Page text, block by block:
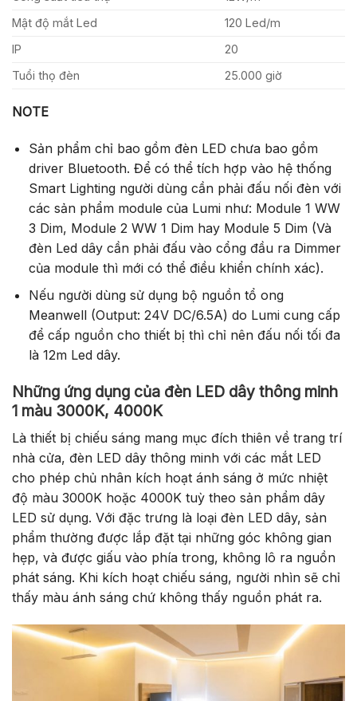
Mật độ mắt Led
120 Led/m
IP
20
Tuổi thọ đèn
25.000 giờ
NOTE
Sản phẩm chỉ bao gồm đèn LED chưa bao gồm
driver Bluetooth. Để có thể tích hợp vào hệ thống
Smart Lighting người dùng cần phải đấu nối đèn với
các sản phẩm module của Lumi như: Module 1 WW
3 Dim, Module 2 WW 1 Dimhay Module 5 Dim(Và
đèn Led dây cần phải đấu vào cổng đầu ra Dimmer
của module thì mới có thể điều khiển chính xác).
Nếu người dùng sử dụng bộ nguồn tổ ong
Meanwell (Output: 24V DC/6.5A) do Lumi cung cấp
để cấp nguồn cho thiết bị thì chỉ nên đấu nối tối đa
là 12m Led dây.
Những ứng dụng của đèn LED dây thông minh
1 màu 3000K, 4000K
Là thiết bị chiếu sáng mang mục đích thiên về trang trí
nhà cửa, đèn LED dây thông minh với các mắt LED
cho phép chủ nhân kích hoạt ánh sáng ở mức nhiệt
độ màu 3000K hoặc 4000K tuỳ theo sản phẩm dây
LED sử dụng. Với đặc trưng là loại đèn LED dây, sản
phẩm thường được lắp đặt tại những góc không gian
hẹp, và được giấu vào phía trong, không lô ra nguồn
phát sáng. Khi kích hoạt chiếu sáng, người nhìn sẽ chỉ
thấy màu ánh sáng chứ không thấy nguồn phát ra.